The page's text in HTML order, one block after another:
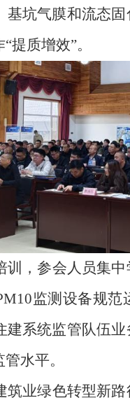
基坑气膜和流态
提质增效”。
训，参会人员集
监测设备规范
建系统监管队伍
水平。
筑业绿色转型新